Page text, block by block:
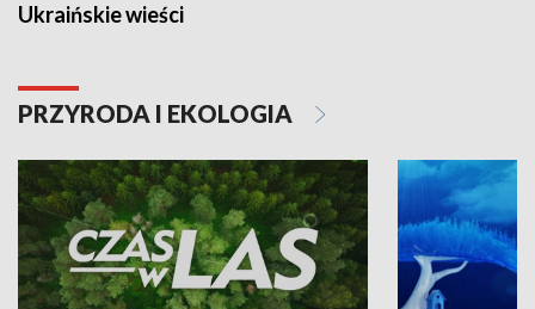
Ukraińskie wieści
PRZYRODA I EKOLOGIA